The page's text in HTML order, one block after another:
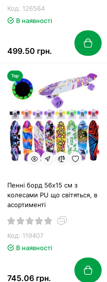
Код: 126564
В наявності
499.50 грн.
Top
Пенні борд 56х15 см з
колесами PU що світяться, в
асортименті
Код: 119407
В наявності
745.06 грн.